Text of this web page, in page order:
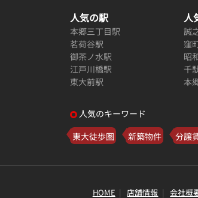
人気の駅
本郷三丁目駅
茗荷谷駅
御茶ノ水駅
江戸川橋駅
東大前駅
人
誠
窪
昭
千
本
人気のキーワード
東大徒歩圏
新築物件 分譲
HOME 店舗情報 会社概